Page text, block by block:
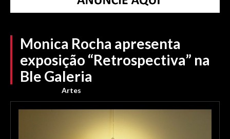
Monica Rocha apresenta
exposição “Retrospectiva” na
Ble Galeria
Artes